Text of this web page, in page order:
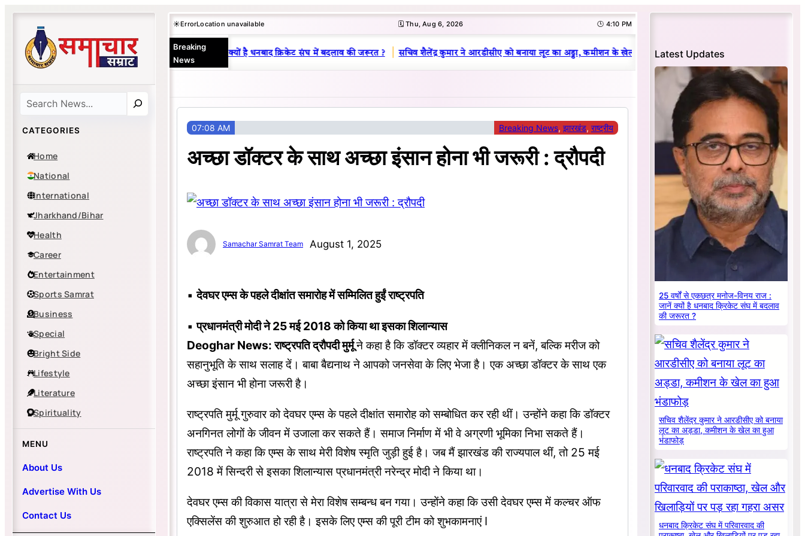
Skip
content
Search
CATEGORIES
Home
National
International
Jharkhand/Bihar
Health
Career
Entertainment
Sports Samrat
Business
Special
Bright Side
Lifestyle
Literature
Spirituality
MENU
About Us
Advertise With Us
Contact Us
☀️ErrorLocation unavailable 🗓️ Thu, Aug 6, 2026 🕒 4:10 PM
Breaking
News
25 वर्षों से एकछत्र मनोज-विनय राज : जानें क्यों है धनबाद क्रिकेट संघ में बदलाव की जरूरत ? | सचिव शैलेंद्र कुमार ने आरडीसीए को बनाया लूट का अड्डा, कमीशन के खेल का हुआ भंडाफोड़ | धनबाद क्रिकेट संघ में
07:08 AM Breaking News, झारखंड, राष्ट्रीय
अच्छा डॉक्टर के साथ अच्छा इंसान होना भी जरूरी : द्रौपदी
Samachar Samrat Team August 1, 2025
▪︎देवघर एम्स के पहले दीक्षांत समारोह में सम्मिलित हुईं राष्ट्रपति
▪︎प्रधानमंत्री मोदी ने 25 मई 2018 को किया था इसका शिलान्यास
Deoghar News: राष्ट्रपति द्रौपदी मुर्मूने कहा है कि डॉक्टर व्यहार में क्लीनिकल न बनें, बल्कि मरीज को
सहानुभूति के साथ सलाह दें। बाबा बैद्यनाथ ने आपको जनसेवा के लिए भेजा है। एक अच्छा डॉक्टर के साथ एक
अच्छा इंसान भी होना जरूरी है।
राष्ट्रपति मुर्मू गुरुवार को देवघर एम्स के पहले दीक्षांत समारोह को सम्बोधित कर रही थीं। उन्होंने कहा कि डॉक्टर
अनगिनत लोगों के जीवन में उजाला कर सकते हैं। समाज निर्माण में भी वे अग्रणी भूमिका निभा सकते हैं।
राष्ट्रपति ने कहा कि एम्स के साथ मेरी विशेष स्मृति जुड़ी हुई है। जब मैं झारखंड की राज्यपाल थीं, तो 25 मई
2018 में सिन्दरी से इसका शिलान्यास प्रधानमंत्री नरेन्द्र मोदी ने किया था।
देवघर एम्स की विकास यात्रा से मेरा विशेष सम्बन्ध बन गया। उन्होंने कहा कि उसी देवघर एम्स में कल्चर ऑफ
एक्सिलेंस की शुरुआत हो रही है। इसके लिए एम्स की पूरी टीम को शुभकामनाएं I
Latest Updates
25 वर्षों से एकछत्र मनोज-विनय राज :
जानें क्यों है धनबाद क्रिकेट संघ में बदलाव
की जरूरत ?
सचिव शैलेंद्र कुमार ने आरडीसीए को बनाया
लूट का अड्डा, कमीशन के खेल का हुआ
भंडाफोड़
धनबाद क्रिकेट संघ में परिवारवाद की